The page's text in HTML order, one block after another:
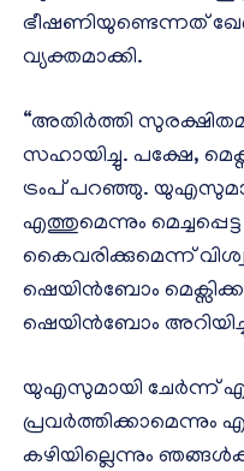
ഭീഷണിയുണ്ടെന്നത്
വ്യക്തമാക്കി.
“അതിർത്തി
സഹായിച്ചു. പക്ഷേ,
ട്രംപ് പറഞ്ഞു.
എത്തുമെന്നും
കൈവരിക്കുമെന്ന്
ഷെയിൻബോം
ഷെയിൻബോം
യുഎസുമായി ചേർന്ന്
പ്രവർത്തിക്കാമെന്നും
കഴിയില്ലെന്നും